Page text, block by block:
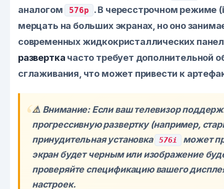
аналогом
576p
. В чересстрочном режиме
мерцать на больших экранах, но оно
современных жидкокристаллических
развертка часто требует дополнительной
сглаживания, что может привести к
⚠️ Внимание: Если ваш телевизор
прогрессивную развертку (например,
принудительная установка
576i
может
экран будет черным или изображение
проверяйте спецификацию вашего
настроек.